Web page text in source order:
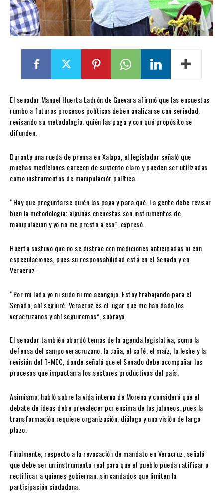
El senador Manuel Huerta Ladrón de Guevara afirmó que las encuestas
rumbo a futuros procesos políticos deben analizarse con seriedad,
revisando su metodología, quién las paga y con qué propósito se
difunden.
Durante una rueda de prensa en Xalapa, el legislador señaló que
muchas mediciones carecen de sustento claro y pueden ser utilizadas
como instrumentos de manipulación política.
“Hay que preguntarse quién las paga y para qué. La gente debe revisar
bien la metodología; algunas encuestas son instrumentos de
manipulación y yo no me presto a eso”, expresó.
Huerta sostuvo que no se distrae con mediciones anticipadas ni con
especulaciones, pues su responsabilidad está en el Senado y en
Veracruz.
“Por mi lado yo ni sudo ni me acongojo. Estoy trabajando para el
Senado, ahí seguiré. Veracruz es el lugar que me han dado los
veracruzanos y ahí seguiremos”, subrayó.
El senador también abordó temas de la agenda legislativa, como la
defensa del campo veracruzano, la caña, el café, el maíz, la leche y la
revisión del T-MEC, donde señaló que el Senado debe acompañar los
procesos que impactan a los sectores productivos del país.
Asimismo, habló sobre la vida interna de Morena y consideró que el
debate de ideas debe prevalecer por encima de los jaloneos, pues la
transformación requiere organización, diálogo y una visión de largo
plazo.
Finalmente, respecto a la revocación de mandato en Veracruz, señaló
que debe ser un instrumento real para que el pueblo pueda ratificar o
rectificar a quienes gobiernan, sin candados que limiten la
participación ciudadana.